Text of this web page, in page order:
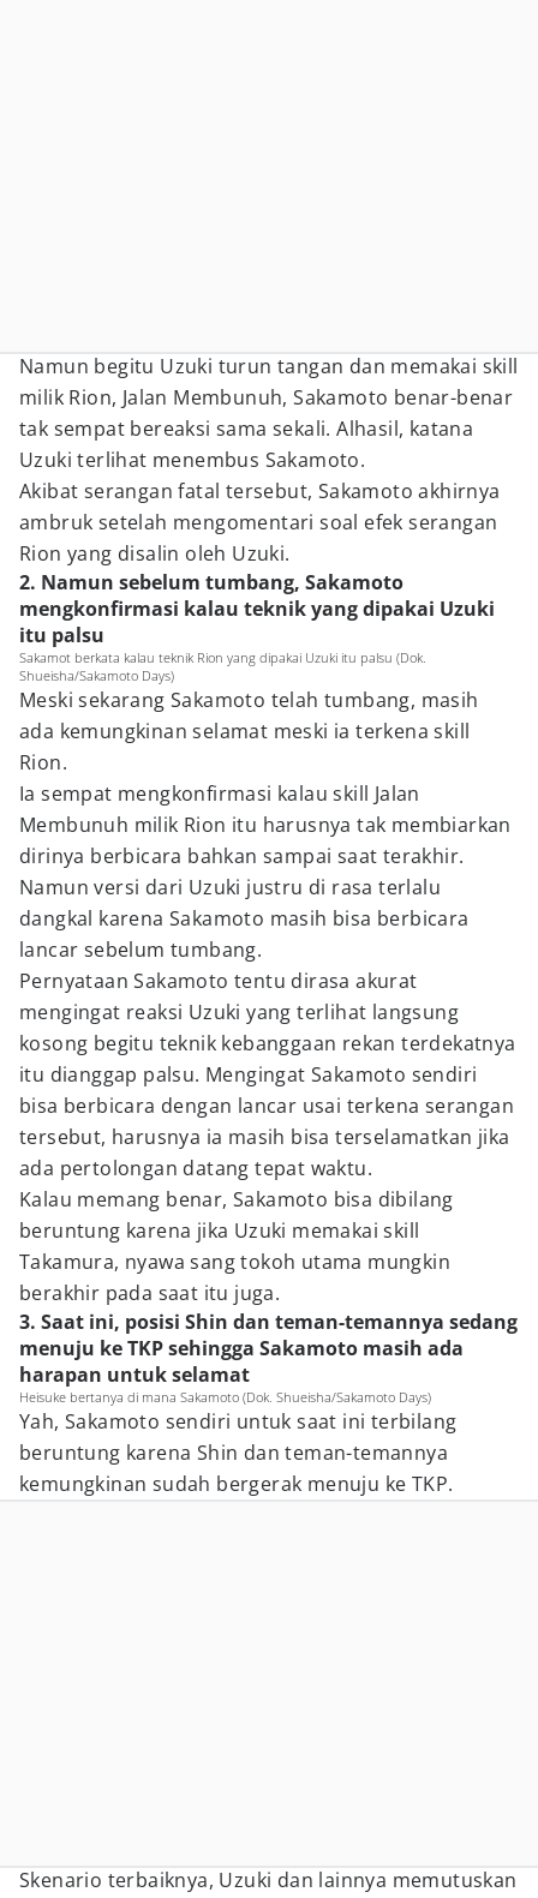
Namun begitu Uzuki turun tangan dan memakai skill
milik Rion, Jalan Membunuh, Sakamoto benar-benar
tak sempat bereaksi sama sekali. Alhasil, katana
Uzuki terlihat menembus Sakamoto.
Akibat serangan fatal tersebut, Sakamoto akhirnya
ambruk setelah mengomentari soal efek serangan
Rion yang disalin oleh Uzuki.
2. Namun sebelum tumbang, Sakamoto
mengkonfirmasi kalau teknik yang dipakai Uzuki
itu palsu
Sakamot berkata kalau teknik Rion yang dipakai Uzuki itu palsu (Dok.
Shueisha/Sakamoto Days)
Meski sekarang Sakamoto telah tumbang, masih
ada kemungkinan selamat meski ia terkena skill
Rion.
Ia sempat mengkonfirmasi kalau skill Jalan
Membunuh milik Rion itu harusnya tak membiarkan
dirinya berbicara bahkan sampai saat terakhir.
Namun versi dari Uzuki justru di rasa terlalu
dangkal karena Sakamoto masih bisa berbicara
lancar sebelum tumbang.
Pernyataan Sakamoto tentu dirasa akurat
mengingat reaksi Uzuki yang terlihat langsung
kosong begitu teknik kebanggaan rekan terdekatnya
itu dianggap palsu. Mengingat Sakamoto sendiri
bisa berbicara dengan lancar usai terkena serangan
tersebut, harusnya ia masih bisa terselamatkan jika
ada pertolongan datang tepat waktu.
Kalau memang benar, Sakamoto bisa dibilang
beruntung karena jika Uzuki memakai skill
Takamura, nyawa sang tokoh utama mungkin
berakhir pada saat itu juga.
3. Saat ini, posisi Shin dan teman-temannya sedang
menuju ke TKP sehingga Sakamoto masih ada
harapan untuk selamat
Heisuke bertanya di mana Sakamoto (Dok. Shueisha/Sakamoto Days)
Yah, Sakamoto sendiri untuk saat ini terbilang
beruntung karena Shin dan teman-temannya
kemungkinan sudah bergerak menuju ke TKP.
Skenario terbaiknya, Uzuki dan lainnya memutuskan